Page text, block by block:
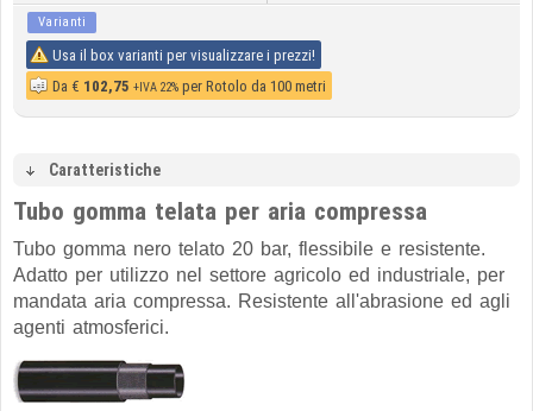
Varianti
Usa il box varianti per visualizzare i prezzi!
Da € 102,75 +IVA 22% per Rotolo da 100 metri
Caratteristiche
Tubo gomma telata per aria compressa
Tubo gomma nero telato 20 bar, flessibile e resistente.
Adatto per utilizzo nel settore agricolo ed industriale, per
mandata aria compressa. Resistente all'abrasione ed agli
agenti atmosferici.